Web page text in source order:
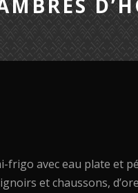
avec eau plate et
et chaussons,